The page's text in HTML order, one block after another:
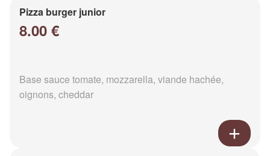
Pizza burger junior
8.00 €
Base sauce tomate, mozzarella, viande hachée,
oignons, cheddar